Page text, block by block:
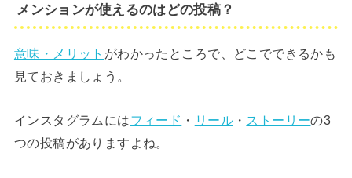
メンションが使えるのはどの投稿？
意味・メリット がわかったところで、どこでできるかも
見ておきましょう。
インスタグラムにはフィード ・ リール・ ストーリーの3
つの投稿がありますよね。